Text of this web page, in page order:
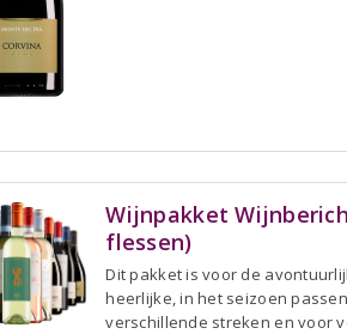
Wijnpakket
flessen)
Dit pakket is voor de
heerlijke, in het seizoen
verschillende streken en voor